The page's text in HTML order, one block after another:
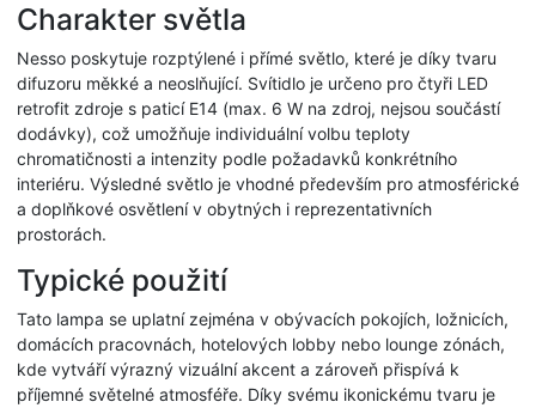
Charakter světla
Nesso poskytuje rozptýlené i přímé světlo, které je díky tvaru
difuzoru měkké a neoslňující. Svítidlo je určeno pro čtyři LED
retrofit zdroje s paticí E14 (max. 6 W na zdroj, nejsou součástí
dodávky), což umožňuje individuální volbu teploty
chromatičnosti a intenzity podle požadavků konkrétního
interiéru. Výsledné světlo je vhodné především pro atmosférické
a doplňkové osvětlení v obytných i reprezentativních
prostorách.
Typické použití
Tato lampa se uplatní zejména v obývacích pokojích, ložnicích,
domácích pracovnách, hotelových lobby nebo lounge zónách,
kde vytváří výrazný vizuální akcent a zároveň přispívá k
příjemné světelné atmosféře. Díky svému ikonickému tvaru je